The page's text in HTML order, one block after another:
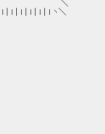
／/ ＼
l｜l｜l ヽ＼